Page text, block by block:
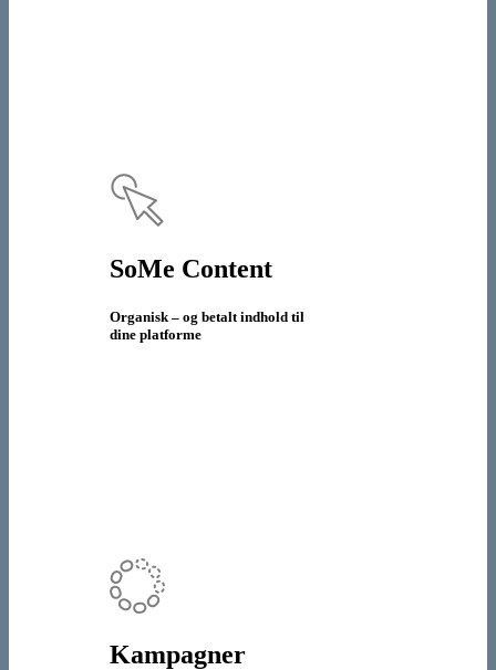
SoMe Content
Organisk – og betalt indhold til
dine platforme
Kampagner